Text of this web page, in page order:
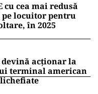
cu cea mai redusă
pe locuitor pentru
în 2025
devină acționar la
terminal american